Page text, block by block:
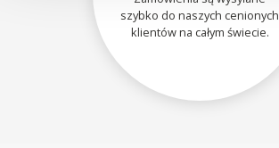
szybko do naszych cenionych
klientów na całym świecie.